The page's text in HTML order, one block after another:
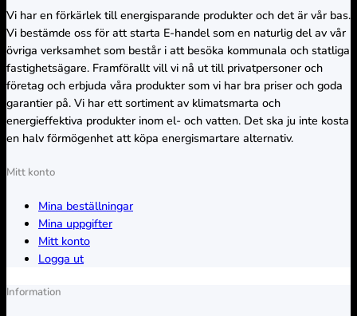
Vi har en förkärlek till energisparande produkter och det är vår bas.
Vi bestämde oss för att starta E-handel som en naturlig del av vår
övriga verksamhet som består i att besöka kommunala och statliga
fastighetsägare. Framförallt vill vi nå ut till privatpersoner och
företag och erbjuda våra produkter som vi har bra priser och goda
garantier på. Vi har ett sortiment av klimatsmarta och
energieffektiva produkter inom el- och vatten. Det ska ju inte kosta
en halv förmögenhet att köpa energismartare alternativ.
Mitt konto
Mina beställningar
Mina uppgifter
Mitt konto
Logga ut
Information